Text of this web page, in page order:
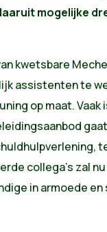
mogelijke
kwetsbare
assistenten te
op maat. Vaak
collega’s zal
in armoede en